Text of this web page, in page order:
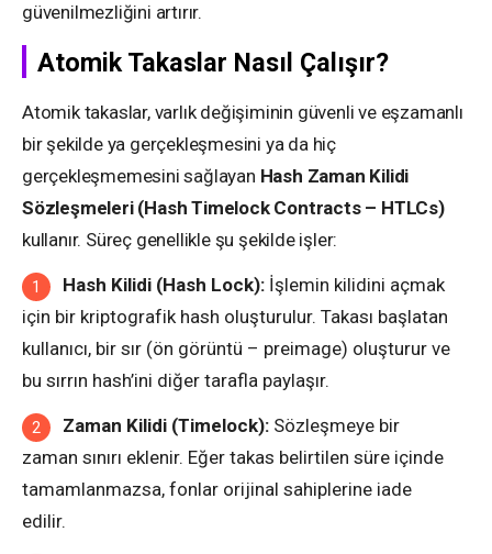
güvenilmezliğini artırır.
Atomik Takaslar Nasıl Çalışır?
Atomik takaslar, varlık değişiminin güvenli ve eşzamanlı
bir şekilde ya gerçekleşmesini ya da hiç
gerçekleşmemesini sağlayan Hash Zaman Kilidi
Sözleşmeleri (Hash Timelock Contracts – HTLCs)
kullanır. Süreç genellikle şu şekilde işler:
Hash Kilidi (Hash Lock): İşlemin kilidini açmak
için bir kriptografik hash oluşturulur. Takası başlatan
kullanıcı, bir sır (ön görüntü – preimage) oluşturur ve
bu sırrın hash’ini diğer tarafla paylaşır.
Zaman Kilidi (Timelock): Sözleşmeye bir
zaman sınırı eklenir. Eğer takas belirtilen süre içinde
tamamlanmazsa, fonlar orijinal sahiplerine iade
edilir.